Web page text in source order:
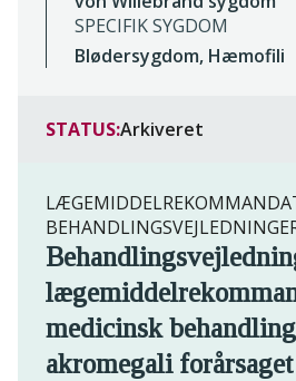
SPECIFIK SYGDOM
Blødersygdom, Hæmofili
STATUS:Arkiveret
medicinsk
akromegali